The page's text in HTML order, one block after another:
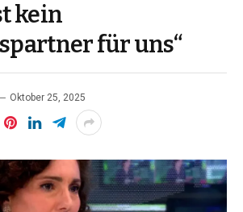
kein
für uns“
Oktober 25, 2025